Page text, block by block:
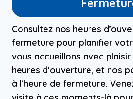
Consultez nos heures
fermeture pour planifier
vous accueillons avec
heures d’ouverture, et nos
à l’heure de fermeture.